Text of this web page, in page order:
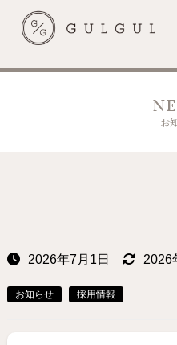
お
2026年7月1日 2026
お知らせ 採用情報